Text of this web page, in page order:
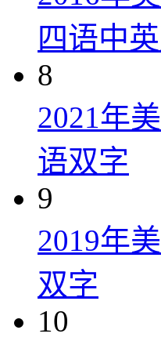
四语中
8
2021年
语双字
9
2019年
双字
10